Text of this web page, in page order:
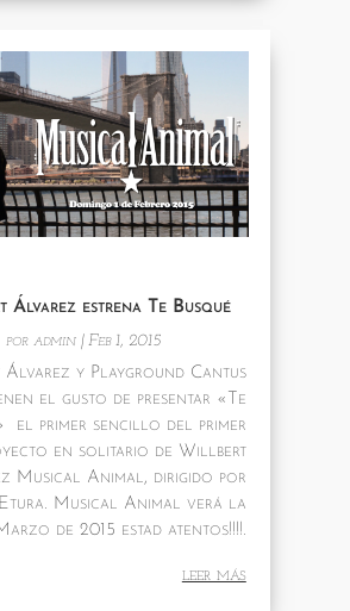
Álvarez estrena Te Busqué
por admin| Feb 1, 2015
y Playground Cantus
el gusto de presentar «Te
el primer sencillo del primer
en solitario de Willbert
Musical Animal, dirigido por
Musical Animal verá la
de 2015 estad atentos!!!!.
leer más